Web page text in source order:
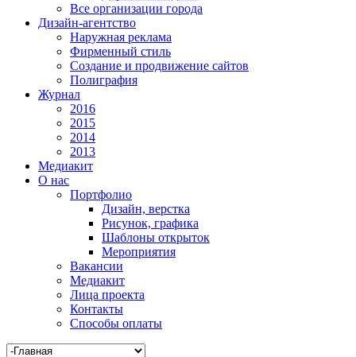
Все организации города
Дизайн-агентство
Наружная реклама
Фирменный стиль
Создание и продвижение сайтов
Полиграфия
Журнал
2016
2015
2014
2013
Медиакит
О нас
Портфолио
Дизайн, верстка
Рисунок, графика
Шаблоны открыток
Мероприятия
Вакансии
Медиакит
Лица проекта
Контакты
Способы оплаты